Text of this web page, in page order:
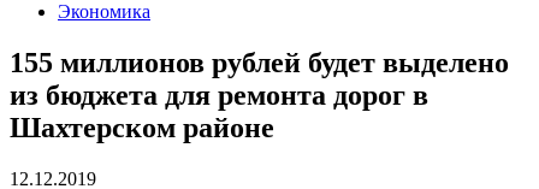
Экономика
155 миллионов рублей будет выделено
из бюджета для ремонта дорог в
Шахтерском районе
12.12.2019